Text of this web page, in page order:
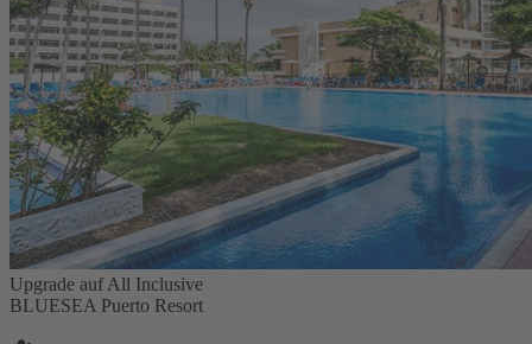
Upgrade auf All Inclusive
BLUESEA Puerto Resort